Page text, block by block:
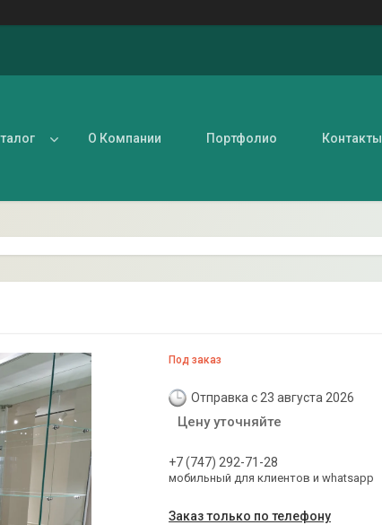
О Компании Портфолио Контакты
Под заказ
Отправка с 23 августа 2026
Цену уточняйте
+7 (747) 292-71-28
мобильный для клиентов и whatsapp
Заказ только по телефону